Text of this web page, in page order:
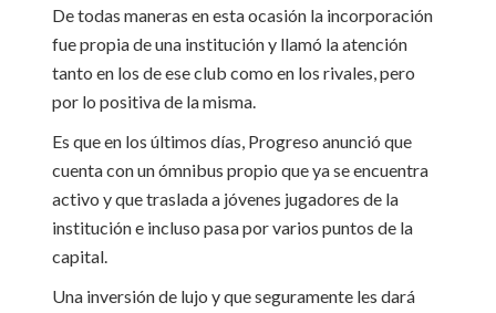
De todas maneras en esta ocasión la incorporación
fue propia de una institución y llamó la atención
tanto en los de ese club como en los rivales, pero
por lo positiva de la misma.
Es que en los últimos días, Progreso anunció que
cuenta con un ómnibus propio que ya se encuentra
activo y que traslada a jóvenes jugadores de la
institución e incluso pasa por varios puntos de la
capital.
Una inversión de lujo y que seguramente les dará